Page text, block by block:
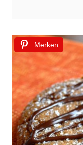
Merken